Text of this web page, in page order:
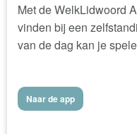
Met de WelkLidwoord
vinden bij een
van de dag kan je
Naar de app